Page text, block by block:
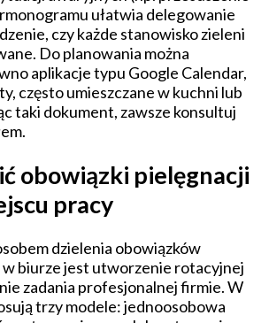
ułatwia delegowanie
czy każde stanowisko zieleni
Do planowania można
aplikacje typu Google Calendar,
często umieszczane w kuchni lub
taki dokument, zawsze konsultuj
obowiązki pielęgnacji
pracy
dzielenia obowiązków
w biurze jest utworzenie rotacyjnej
zadania profesjonalnej firmie. W
trzy modele: jednoosobowa